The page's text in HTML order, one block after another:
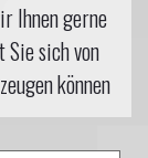
Ihnen gerne
sich von
können